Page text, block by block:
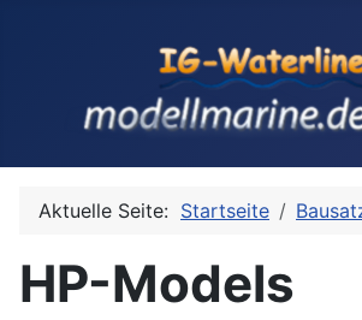
Aktuelle Seite: Startseite
HP-Models